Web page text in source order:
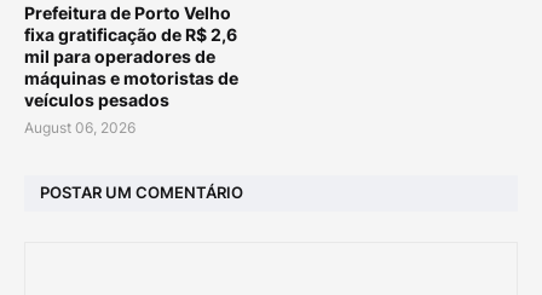
Prefeitura de Porto Velho
fixa gratificação de R$ 2,6
mil para operadores de
máquinas e motoristas de
veículos pesados
August 06, 2026
POSTAR UM COMENTÁRIO